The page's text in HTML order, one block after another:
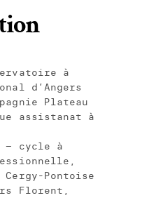
à
d’Angers
Plateau
assistanat à
– cycle à
Pontoise
Florent,